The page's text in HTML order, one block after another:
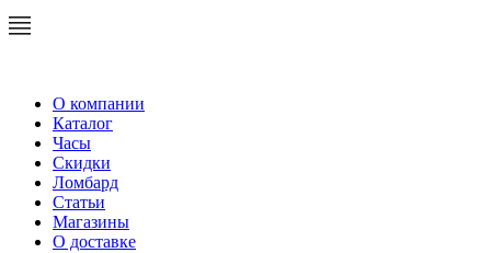
О компании
Каталог
Часы
Скидки
Ломбард
Статьи
Магазины
О доставке